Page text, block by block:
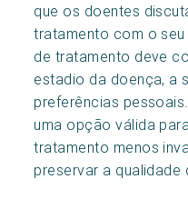
que os doentes
tratamento com o
de tratamento deve
estadio da doença, a
preferências
uma opção válida
tratamento menos
preservar a qualidade